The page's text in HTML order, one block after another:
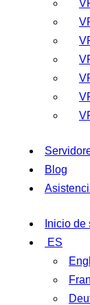
Blog
Inicio
ES